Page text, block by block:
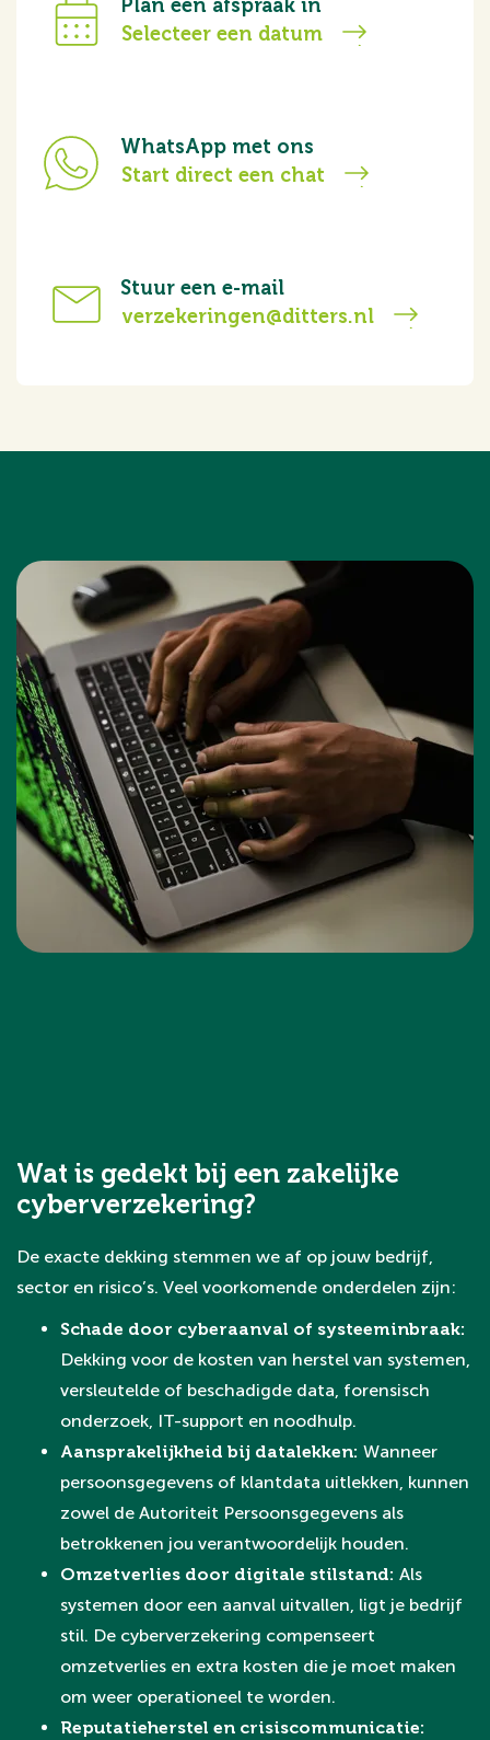
Plan een afspraak in
Selecteer een datum
WhatsApp met ons
Start direct een chat
Stuur een e-mail
verzekeringen@ditters.nl
Wat is gedekt bij een zakelijke
cyberverzekering?
De exacte dekking stemmen we af op jouw bedrijf,
sector en risico’s. Veel voorkomende onderdelen zijn:
Schade door cyberaanval of systeeminbraak:
Dekking voor de kosten van herstel van systemen,
versleutelde of beschadigde data, forensisch
onderzoek, IT-support en noodhulp.
Aansprakelijkheid bij datalekken: Wanneer
persoonsgegevens of klantdata uitlekken, kunnen
zowel de Autoriteit Persoonsgegevens als
betrokkenen jou verantwoordelijk houden.
Omzetverlies door digitale stilstand: Als
systemen door een aanval uitvallen, ligt je bedrijf
stil. De cyberverzekering compenseert
omzetverlies en extra kosten die je moet maken
om weer operationeel te worden.
Reputatieherstel en crisiscommunicatie: